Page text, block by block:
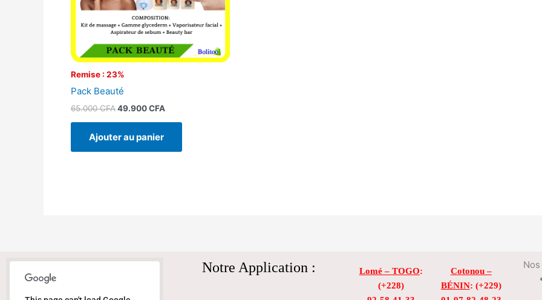
Remise : 23%
Pack Beauté
65.000CFA49.900CFA
Ajouter au panier
Notre Application : Lomé – TOGO:
(+228)
Cotonou –
BÉNIN: (+229)